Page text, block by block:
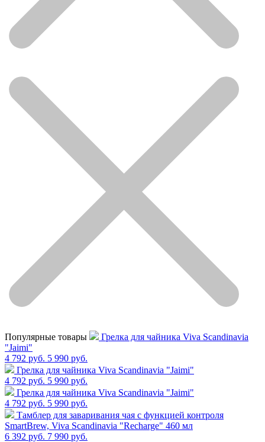
Популярные товары
Грелка для чайника Viva Scandinavia
"Jaimi"
4 792 руб. 5 990 руб.
Грелка для чайника Viva Scandinavia "Jaimi"
4 792 руб. 5 990 руб.
Грелка для чайника Viva Scandinavia "Jaimi"
4 792 руб. 5 990 руб.
Тамблер для заваривания чая с функцией контроля
SmartBrew, Viva Scandinavia "Recharge" 460 мл
6 392 руб. 7 990 руб.